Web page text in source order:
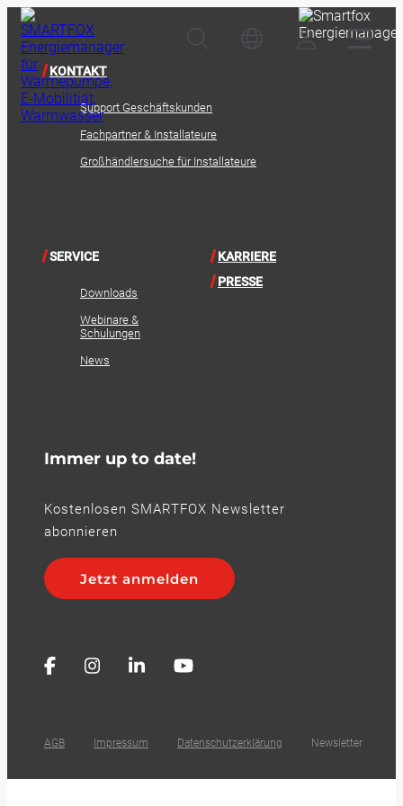
KONTAKT
Support Geschäftskunden
Fachpartner & Installateure
Großhändlersuche für Installateure
SERVICE
Downloads
Webinare &
Schulungen
News
KARRIERE
PRESSE
Immer up to date!
Kostenlosen SMARTFOX Newsletter
abonnieren
Jetzt anmelden
AGB Impressum Datenschutzerklärung Newsletter